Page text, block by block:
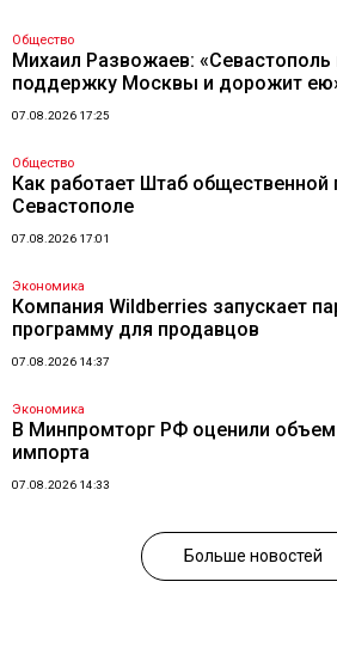
Общество
Михаил Развожаев: «Севастополь
поддержку Москвы и дорожит
07.08.2026 17:25
Общество
Как работает Штаб
Севастополе
07.08.2026 17:01
Экономика
Компания Wildberries запускает
программу для продавцов
07.08.2026 14:37
Экономика
В Минпромторг РФ оценили объем
импорта
07.08.2026 14:33
Больше новостей